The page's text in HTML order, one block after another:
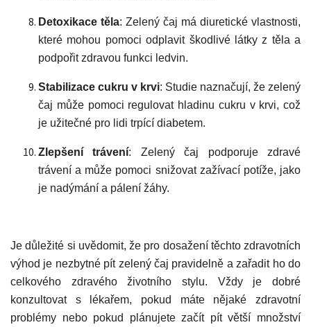
Detoxikace těla: Zelený čaj má diuretické vlastnosti,
které mohou pomoci odplavit škodlivé látky z těla a
podpořit zdravou funkci ledvin.
Stabilizace cukru v krvi: Studie naznačují, že zelený
čaj může pomoci regulovat hladinu cukru v krvi, což
je užitečné pro lidi trpící diabetem.
Zlepšení trávení: Zelený čaj podporuje zdravé
trávení a může pomoci snižovat zažívací potíže, jako
je nadýmání a pálení žáhy.
Je důležité si uvědomit, že pro dosažení těchto zdravotních
výhod je nezbytné pít zelený čaj pravidelně a zařadit ho do
celkového zdravého životního stylu. Vždy je dobré
konzultovat s lékařem, pokud máte nějaké zdravotní
problémy nebo pokud plánujete začít pít větší množství